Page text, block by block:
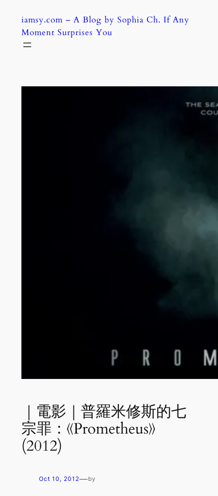
content
iamsy.com – A Blog by Sophia Ch. If Any
Moment Surprises You
｜電影｜普羅米修斯的七
宗罪：《Prometheus》
(2012)
Oct 10, 2012—by